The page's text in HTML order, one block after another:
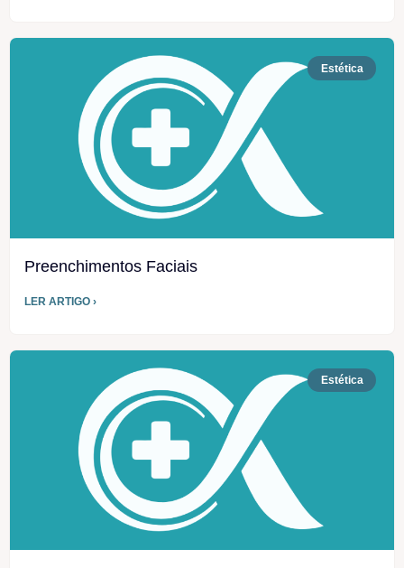
Estética
Preenchimentos Faciais
LER ARTIGO ›
Estética